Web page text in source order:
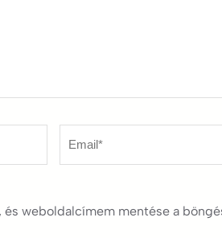
weboldalcímem mentése a